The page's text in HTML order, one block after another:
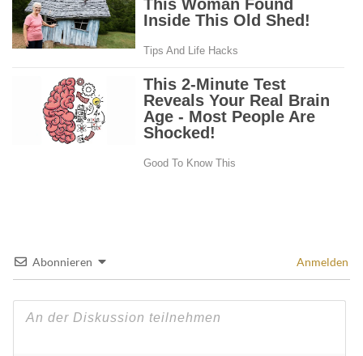
Abonnieren Anmelden